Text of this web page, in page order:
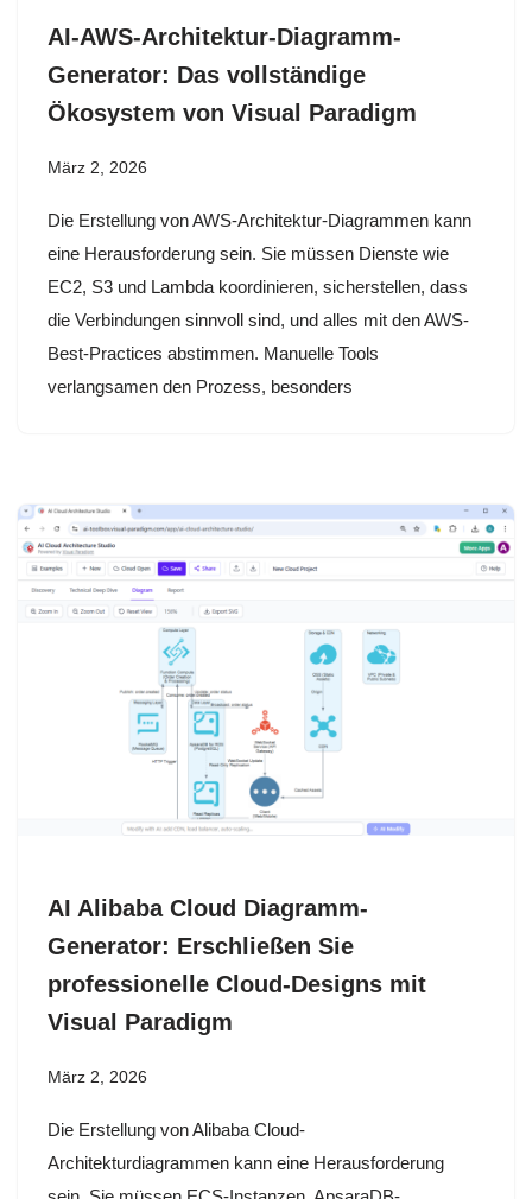
AI-AWS-Architektur-Diagramm-
Generator: Das vollständige
Ökosystem von Visual Paradigm
März 2, 2026
Die Erstellung von AWS-Architektur-Diagrammen kann
eine Herausforderung sein. Sie müssen Dienste wie
EC2, S3 und Lambda koordinieren, sicherstellen, dass
die Verbindungen sinnvoll sind, und alles mit den AWS-
Best-Practices abstimmen. Manuelle Tools
verlangsamen den Prozess, besonders
AI Alibaba Cloud Diagramm-
Generator: Erschließen Sie
professionelle Cloud-Designs mit
Visual Paradigm
März 2, 2026
Die Erstellung von Alibaba Cloud-
Architekturdiagrammen kann eine Herausforderung